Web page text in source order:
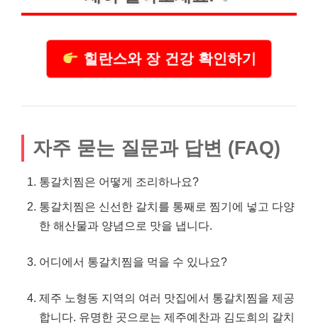
힐란스와 장 건강 확인하기
자주 묻는 질문과 답변 (FAQ)
통갈치찜은 어떻게 조리하나요?
통갈치찜은 신선한 갈치를 통째로 찜기에 넣고 다양
한 해산물과 양념으로 맛을 냅니다.
어디에서 통갈치찜을 먹을 수 있나요?
제주 노형동 지역의 여러 맛집에서 통갈치찜을 제공
합니다. 유명한 곳으로는 제주예찬과 김도희의 갈치